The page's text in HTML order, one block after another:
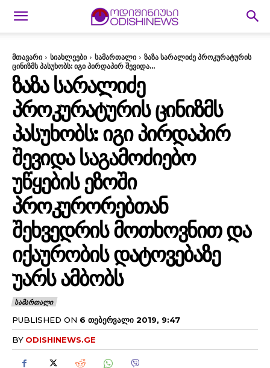
მთავარი სიახლეები სამართალი
ზაზა სარალიძე პროკურატურის
ცინიზმს პასუხობს: იგი პირდაპირ შევიდა...
ᲖᲐᲖᲐ ᲡᲐᲠᲐᲚᲘᲫᲔ
ᲞᲠᲝᲙᲣᲠᲐᲢᲣᲠᲘᲡ ᲪᲘᲜᲘᲖᲛᲡ
ᲞᲐᲡᲣᲮᲝᲑᲡ: ᲘᲒᲘ ᲞᲘᲠᲓᲐᲞᲘᲠ
ᲨᲔᲕᲘᲓᲐ ᲡᲐᲒᲐᲛᲝᲫᲘᲔᲑᲝ
ᲣᲬᲧᲔᲑᲘᲡ ᲔᲖᲝᲨᲘ
ᲞᲠᲝᲙᲣᲠᲝᲠᲔᲑᲗᲐᲜ
ᲨᲔᲮᲕᲔᲓᲠᲘᲡ ᲛᲝᲗᲮᲝᲕᲜᲘᲗ ᲓᲐ
ᲘᲥᲐᲣᲠᲝᲑᲘᲡ ᲓᲐᲢᲝᲕᲔᲑᲐᲖᲔ
ᲣᲐᲠᲡ ᲐᲛᲑᲝᲑᲡ
ᲡᲐᲛᲐᲠᲗᲐᲚᲘ
PUBLISHED ON 6 ᲗᲔᲑᲔᲠᲕᲐᲚᲘ 2019, 9:47
BY ODISHINEWS.GE